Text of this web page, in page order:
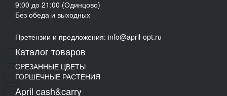
9:00 до 21:00 (Одинцово)
Без обеда и выходных
Претензии и предложения: info@april-opt.ru
Каталог товаров
CPЕЗАННЫЕ ЦВЕТЫ
ГОРШЕЧНЫЕ РАСТЕНИЯ
April cash&carry